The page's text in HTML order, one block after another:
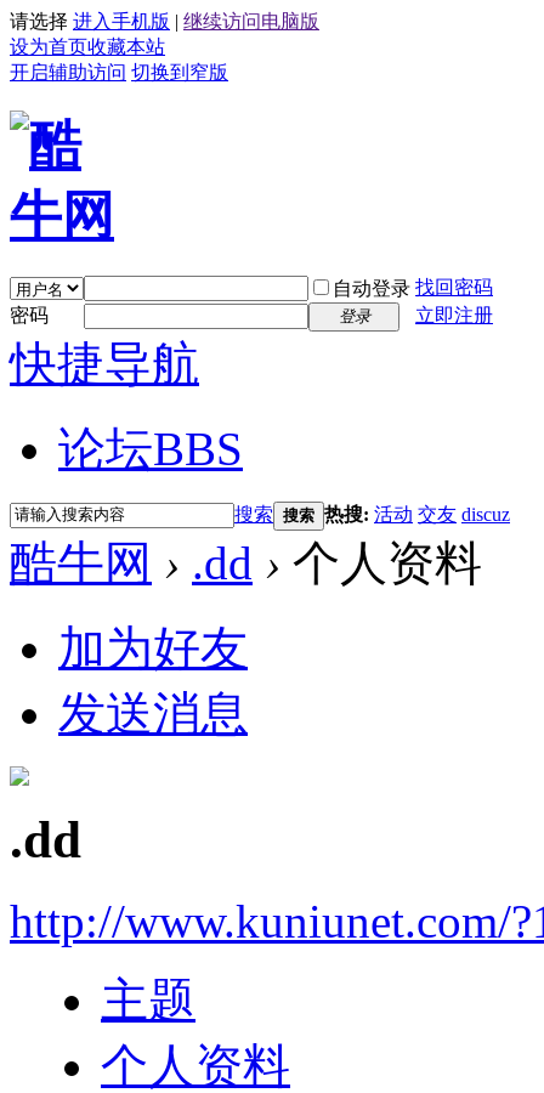
请选择 进入手机版 | 继续访问电脑版
设为首页收藏本站
开启辅助访问 切换到窄版
自动登录 找回密码
密码
登录 立即注册
快捷导航
论坛BBS
搜索 搜索 热搜: 活动 交友 discuz
酷牛网 › .dd › 个人资料
加为好友
发送消息
.dd
http://www.kuniunet.com/
主题
个人资料